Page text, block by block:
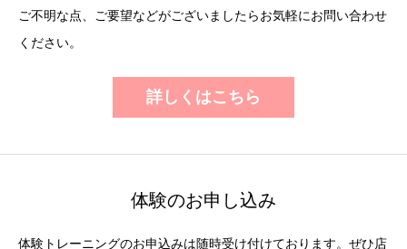
ご不明な点、ご要望などがございましたらお気軽にお問い合わせ
ください。
詳しくはこちら
体験のお申し込み
体験トレーニングのお申込みは随時受け付けております。ぜひ店